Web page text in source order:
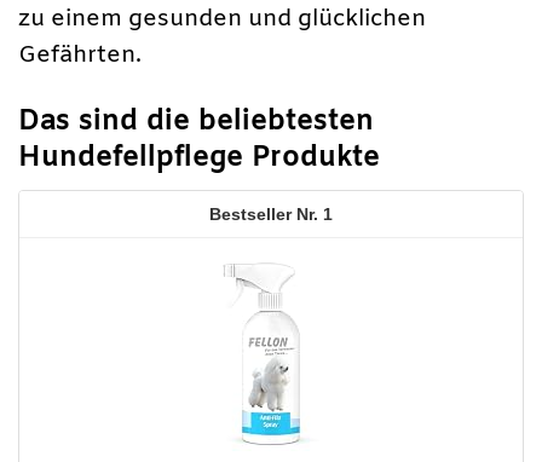
zu einem gesunden und glücklichen
Gefährten.
Das sind die beliebtesten
Hundefellpflege Produkte
1